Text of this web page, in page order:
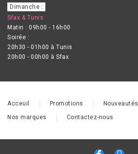
Dimanche :
Sfax & Tunis
Matin : 09h00 - 16h00
Soirée :
20h30 - 01h00 à Tunis
20h00 - 00h00 à Sfax
Acceuil Promotions Nouveautés
Nos marques
Contactez-nous